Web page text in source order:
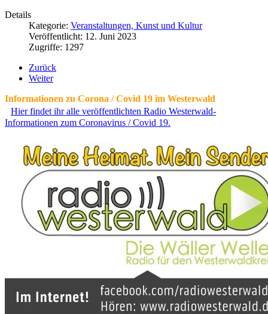
Details
Kategorie: Veranstaltungen, Kunst und Kultur
Veröffentlicht: 12. Juni 2023
Zugriffe: 1297
Zurück
Weiter
Informationen zu Corona / Covid 19 im Westerwald
Hier findet ihr alle veröffentlichten Radio Westerwald-
Informationen zum Coronavirus / Covid 19.